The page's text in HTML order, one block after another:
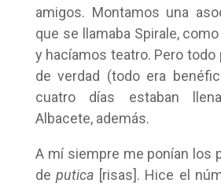
amigos. Montamos una
que se llamaba Spirale,
y hacíamos teatro. Pero todo
de verdad (todo era
cuatro días estaban
Albacete, además.
A mí siempre me ponían los
de putica [risas]. Hice el